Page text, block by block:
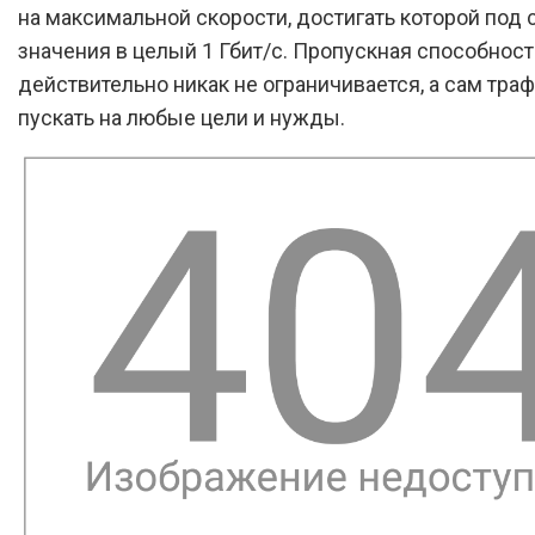
на максимальной скорости, достигать которой под
значения в целый 1 Гбит/с. Пропускная
действительно никак не ограничивается, а сам
пускать на любые цели и нужды.